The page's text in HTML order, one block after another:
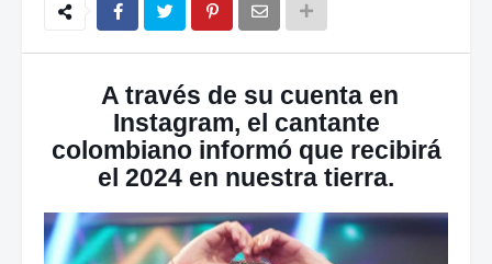
A través de su cuenta en
Instagram, el cantante
colombiano informó que recibirá
el 2024 en nuestra tierra.